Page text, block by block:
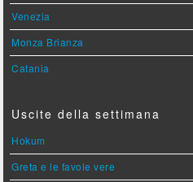
Venezia
Monza Brianza
Catania
Uscite della settimana
Hokum
Greta e le favole vere